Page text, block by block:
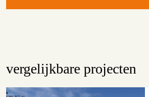
vergelijkbare projecten